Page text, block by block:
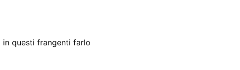
questi frangenti farlo